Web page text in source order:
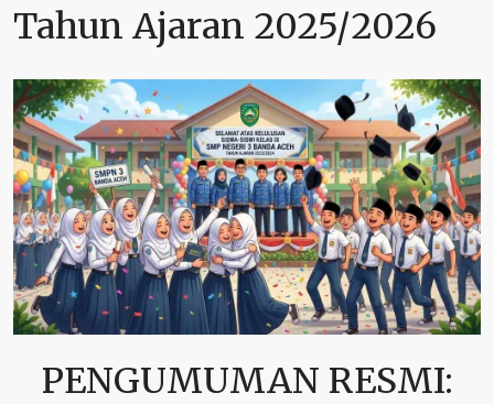
Tahun Ajaran 2025/2026
PENGUMUMAN RESMI: